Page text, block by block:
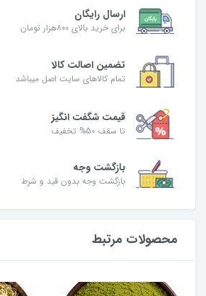
ارسال رایگان
برای خرید بالای ۸۰۰هزار تومان
تضمین اصالت کالا
تمام کالاهای سایت اصل میباشد
قیمت شگفت انگیز
تا سقف 50% تخفیف
بازگشت وجه
بازگشت وجه بدون قید و شرط
محصولات مرتبط